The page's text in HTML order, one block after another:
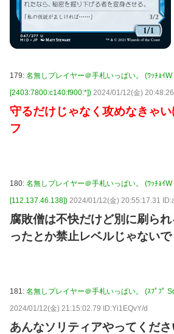
179: 名無しプレイヤー＠手札いっぱい。 (ﾜｯﾁｮｲ
[2403:7800:c140:f900:*]) 2024/01/12(金)
守るだけじゃなく攻めなきゃ
フ
180: 名無しプレイヤー＠手札いっぱい。 (ﾜｯﾁｮｲ
[112.137.46.138]) 2024/01/12(金) 20:55:17.31
腐敗僧は不快だけど別に刷ら
ったとか禁止レベルじゃないで
181: 名無しプレイヤー＠手札いっぱい。 (ｽﾌﾟﾌﾟ
2024/01/12(金) 21:15:02.79 ID:Yi1EQvY/d
あんなソリティアやってくだ